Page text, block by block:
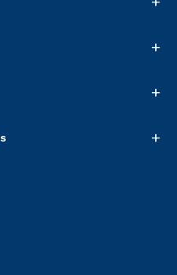
+
+
+